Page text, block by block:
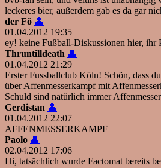
leckeres bier, außerdem gab es da gar
der Fö 👤
01.04.2012 19:35
ey! keine Fußball-Diskussionen hier, ihr
Thruntilldeath 👤
01.04.2012 21:29
Erster Fussballclub Köln! Schön, dass
über Affenmesserkampf mit
Schuld sind natürlich immer
Gerdistan 👤
01.04.2012 22:07
AFFENMESSERKAMPF
Paolo 👤
02.04.2012 17:06
Hi, tatsächlich wurde Factomat bereits